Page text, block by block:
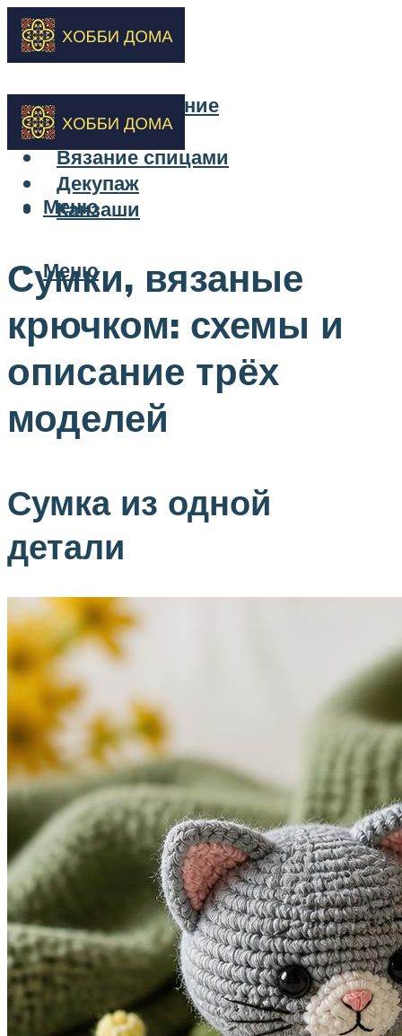
Бисероплетение
Вышивка
Вязание спицами
Декупаж
Канзаши
Меню
Меню
Сумки, вязаные
крючком: схемы и
описание трёх
моделей
Сумка из одной
детали